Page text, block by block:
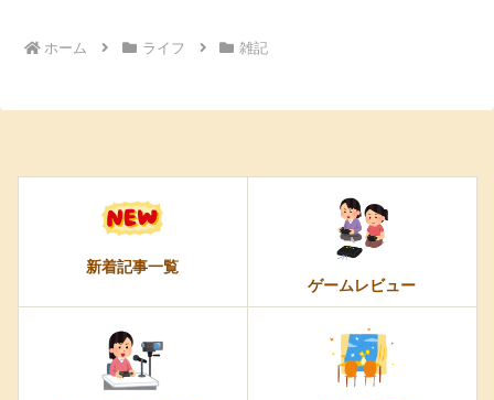
ホーム ライフ 雑記
新着記事一覧
ゲームレビュー